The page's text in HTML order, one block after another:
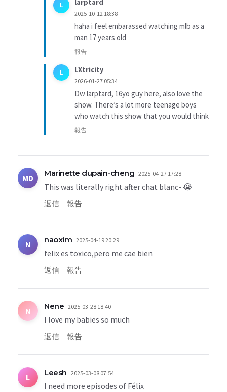
L larptard
2025-10-12 18:38
haha i feel embarassed watching mlb as a
man 17 years old
報告
L LXtricity
2026-01-27 05:34
Dw larptard, 16yo guy here, also love the
show. There’s a lot more teenage boys
who watch this show that you would think
報告
MD Marinette dupain-cheng 2025-04-27 17:28
This was literally right after chat blanc- 😭
返信 報告
N naoxim 2025-04-19 20:29
felix es toxico,pero me cae bien
返信 報告
N Nene 2025-03-28 18:40
I love my babies so much
返信 報告
L Leesh 2025-03-08 07:54
I need more episodes of Félix